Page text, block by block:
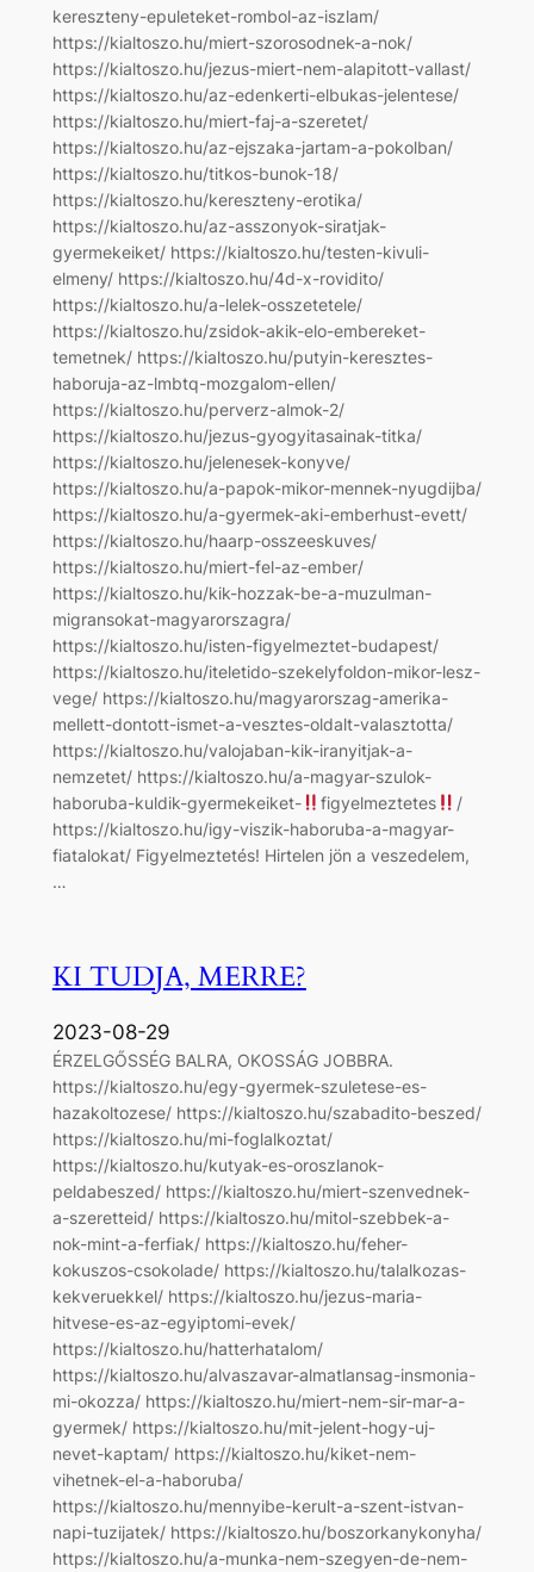
kereszteny-epuleteket-rombol-az-iszlam/
https://kialtoszo.hu/miert-szorosodnek-a-nok/
https://kialtoszo.hu/jezus-miert-nem-alapitott-vallast/
https://kialtoszo.hu/az-edenkerti-elbukas-jelentese/
https://kialtoszo.hu/miert-faj-a-szeretet/
https://kialtoszo.hu/az-ejszaka-jartam-a-pokolban/
https://kialtoszo.hu/titkos-bunok-18/
https://kialtoszo.hu/kereszteny-erotika/
https://kialtoszo.hu/az-asszonyok-siratjak-
gyermekeiket/ https://kialtoszo.hu/testen-kivuli-
elmeny/ https://kialtoszo.hu/4d-x-rovidito/
https://kialtoszo.hu/a-lelek-osszetetele/
https://kialtoszo.hu/zsidok-akik-elo-embereket-
temetnek/ https://kialtoszo.hu/putyin-keresztes-
haboruja-az-lmbtq-mozgalom-ellen/
https://kialtoszo.hu/perverz-almok-2/
https://kialtoszo.hu/jezus-gyogyitasainak-titka/
https://kialtoszo.hu/jelenesek-konyve/
https://kialtoszo.hu/a-papok-mikor-mennek-nyugdijba/
https://kialtoszo.hu/a-gyermek-aki-emberhust-evett/
https://kialtoszo.hu/haarp-osszeeskuves/
https://kialtoszo.hu/miert-fel-az-ember/
https://kialtoszo.hu/kik-hozzak-be-a-muzulman-
migransokat-magyarorszagra/
https://kialtoszo.hu/isten-figyelmeztet-budapest/
https://kialtoszo.hu/iteletido-szekelyfoldon-mikor-lesz-
vege/ https://kialtoszo.hu/magyarorszag-amerika-
mellett-dontott-ismet-a-vesztes-oldalt-valasztotta/
https://kialtoszo.hu/valojaban-kik-iranyitjak-a-
nemzetet/ https://kialtoszo.hu/a-magyar-szulok-
haboruba-kuldik-gyermekeiket-
figyelmeztetes
/
https://kialtoszo.hu/igy-viszik-haboruba-a-magyar-
fiatalokat/ Figyelmeztetés! Hirtelen jön a veszedelem,
…
KI TUDJA, MERRE?
2023-08-29
ÉRZELGŐSSÉG BALRA, OKOSSÁG JOBBRA.
https://kialtoszo.hu/egy-gyermek-szuletese-es-
hazakoltozese/ https://kialtoszo.hu/szabadito-beszed/
https://kialtoszo.hu/mi-foglalkoztat/
https://kialtoszo.hu/kutyak-es-oroszlanok-
peldabeszed/ https://kialtoszo.hu/miert-szenvednek-
a-szeretteid/ https://kialtoszo.hu/mitol-szebbek-a-
nok-mint-a-ferfiak/ https://kialtoszo.hu/feher-
kokuszos-csokolade/ https://kialtoszo.hu/talalkozas-
kekveruekkel/ https://kialtoszo.hu/jezus-maria-
hitvese-es-az-egyiptomi-evek/
https://kialtoszo.hu/hatterhatalom/
https://kialtoszo.hu/alvaszavar-almatlansag-insmonia-
mi-okozza/ https://kialtoszo.hu/miert-nem-sir-mar-a-
gyermek/ https://kialtoszo.hu/mit-jelent-hogy-uj-
nevet-kaptam/ https://kialtoszo.hu/kiket-nem-
vihetnek-el-a-haboruba/
https://kialtoszo.hu/mennyibe-kerult-a-szent-istvan-
napi-tuzijatek/ https://kialtoszo.hu/boszorkanykonyha/
https://kialtoszo.hu/a-munka-nem-szegyen-de-nem-